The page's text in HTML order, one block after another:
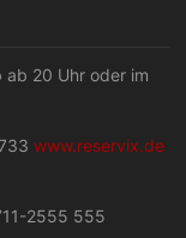
ab 20 Uhr oder im
www.reservix.de
2555 555